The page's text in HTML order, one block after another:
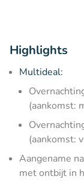
Highlights
Multideal:
(aankomst:
(aankomst:
Aangename
met ontbijt in